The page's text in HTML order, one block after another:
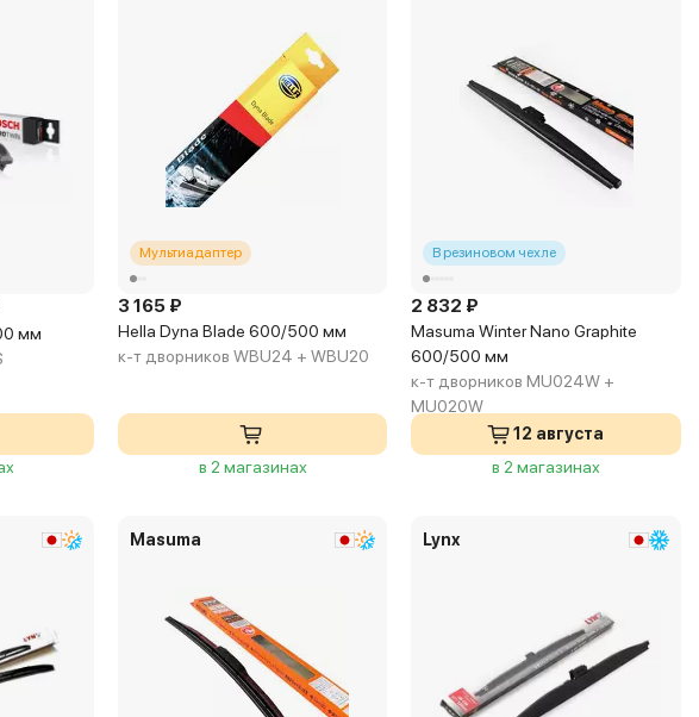
мм
Мультиадаптер
3 165 ₽
Hella Dyna Blade 600/500 мм
к-т дворников WBU24 + WBU20
в 2 магазинах
В резиновом чехле
2 832 ₽
Masuma Winter Nano Graphite
600/500 мм
к-т дворников MU024W +
MU020W
12 августа
в 2 магазинах
Masuma Lynx